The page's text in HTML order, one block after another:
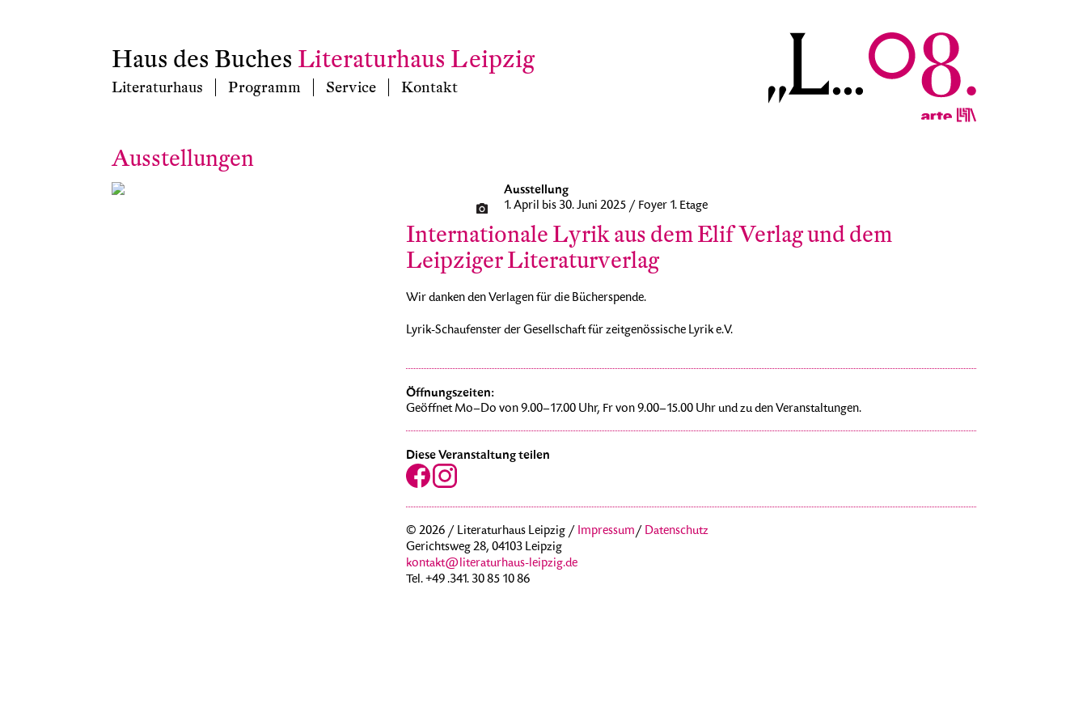
Haus des Buches Literaturhaus Leipzig
Literaturhaus Programm Service Kontakt
Ausstellungen
Ausstellung
1. April bis 30. Juni 2025 / Foyer 1. Etage
Internationale Lyrik aus dem Elif Verlag und dem
Leipziger Literaturverlag
Wir danken den Verlagen für die Bücherspende.
Lyrik-Schaufenster der Gesellschaft für zeitgenössische Lyrik e.V.
Öffnungszeiten:
Geöffnet Mo–Do von 9.00–17.00 Uhr, Fr von 9.00–15.00 Uhr und zu den Veranstaltungen.
Diese Veranstaltung teilen
© 2026 / Literaturhaus Leipzig / Impressum/ Datenschutz
Gerichtsweg 28, 04103 Leipzig
kontakt@literaturhaus-leipzig.de
Tel. +49 .341. 30 85 10 86